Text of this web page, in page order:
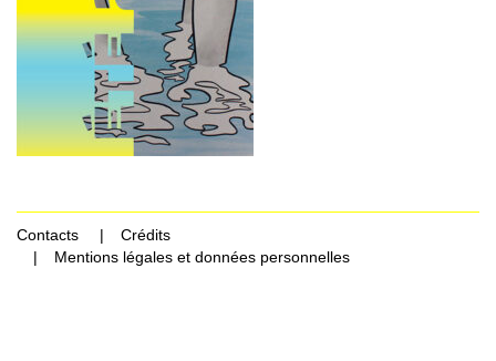
Contacts
Crédits
Mentions légales et données personnelles